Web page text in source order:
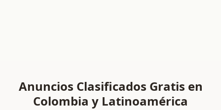
Anuncios Clasificados Gratis en
Colombia y Latinoamérica